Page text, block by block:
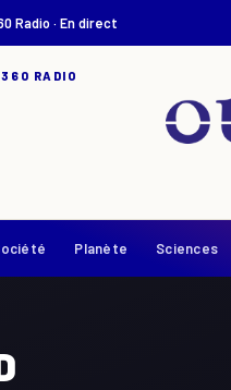
Radio · En direct
RADIO
Planète Sciences